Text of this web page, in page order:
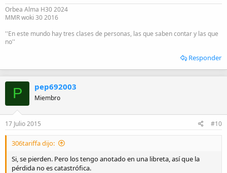
Orbea Alma H30 2024
MMR woki 30 2016
''En este mundo hay tres clases de personas, las que saben contar y las que
no''
Responder
P pep692003
Miembro
17 Julio 2015 #10
306tariffa dijo:
Si, se pierden. Pero los tengo anotado en una libreta, así que la
pérdida no es catastrófica.